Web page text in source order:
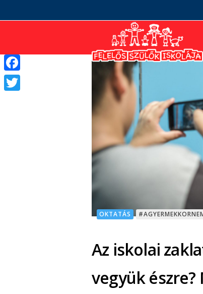
OKTATÁS
Az iskolai
vegyük
Facebook